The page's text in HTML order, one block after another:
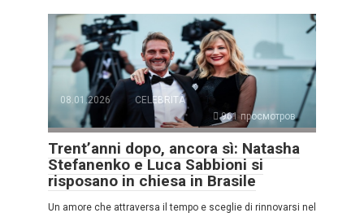
08.01.2026
CELEBRITÀ
961 просмотров
Trent’anni dopo, ancora sì: Natasha
Stefanenko e Luca Sabbioni si
risposano in chiesa in Brasile
Un amore che attraversa il tempo e sceglie di rinnovarsi nel